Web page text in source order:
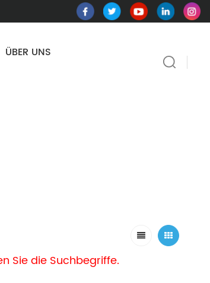
ÜBER UNS
Sie die Suchbegriffe.